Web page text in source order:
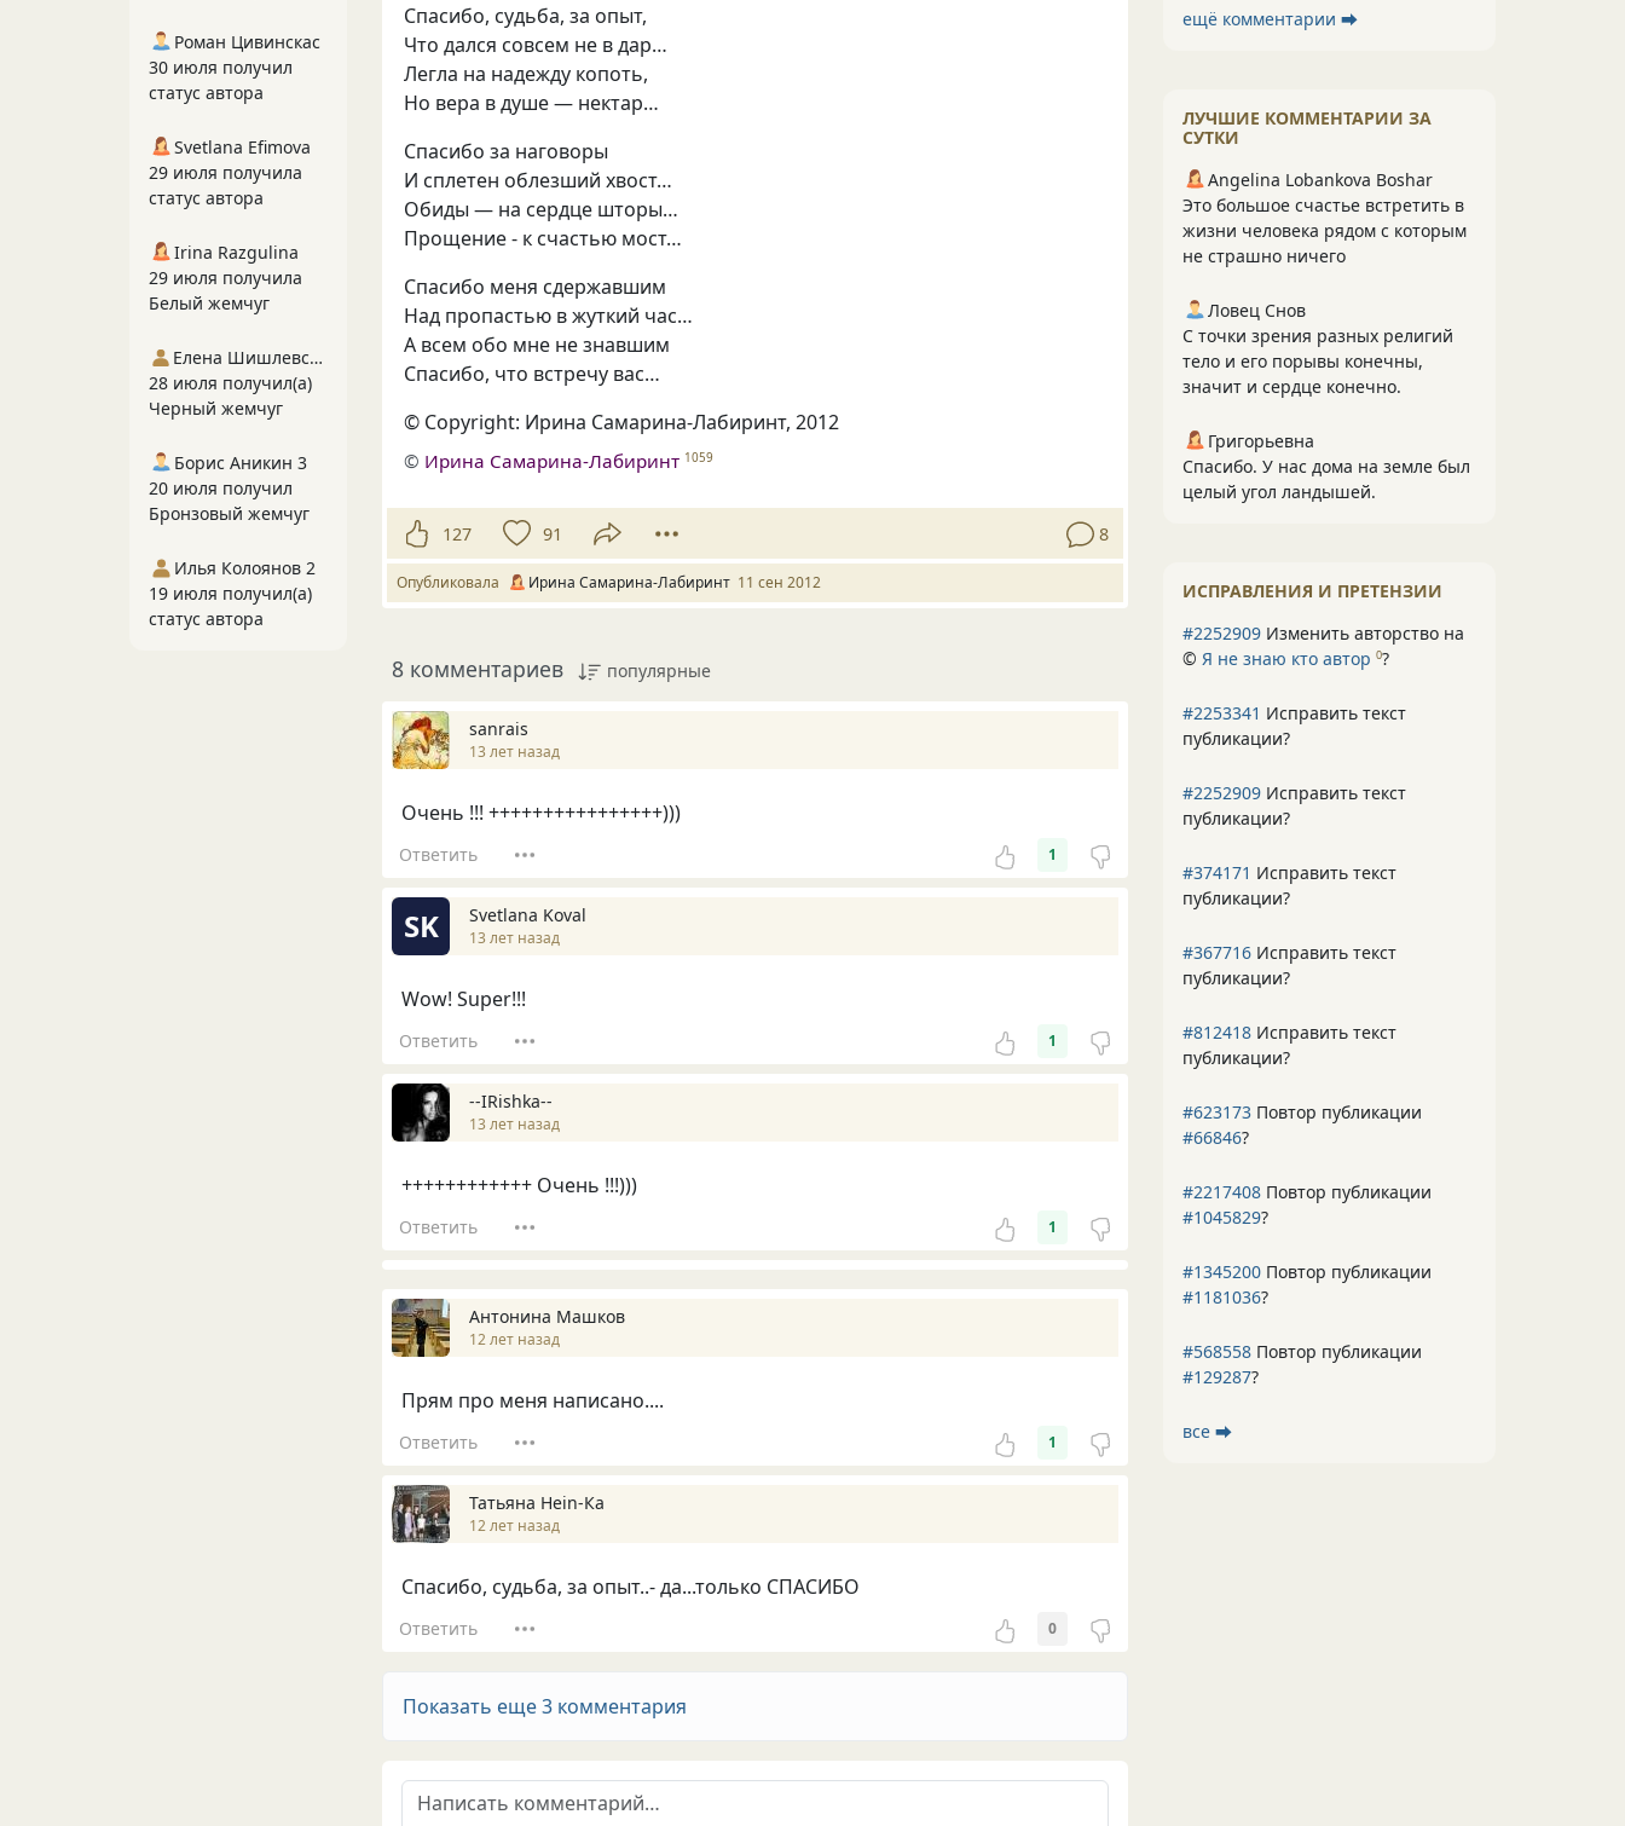
Спасибо, судьба, за опыт,
Что дался совсем не в дар…
Легла на надежду копоть,
Но вера в душе — нектар…
Спасибо за наговоры
И сплетен облезший хвост…
Обиды — на сердце шторы…
Прощение - к счастью мост…
Спасибо меня сдержавшим
Над пропастью в жуткий час…
А всем обо мне не знавшим
Спасибо, что встречу вас…
© Copyright: Ирина Самарина-Лабиринт, 2012
© Ирина Самарина-Лабиринт 1059
127 91 8
Опубликовала Ирина Самарина-Лабиринт 11 сен 2012
8 комментариев популярные
sanrais
13 лет назад
Очень !!! ++++++++++++++++)))
Ответить 1
SK Svetlana Koval
13 лет назад
Wow! Super!!!
Ответить 1
--IRishka--
13 лет назад
++++++++++++ Очень !!!)))
Ответить 1
Антонина Машков
12 лет назад
Прям про меня написано....
Ответить 1
Татьяна Hein-Ка
12 лет назад
Спасибо, судьба, за опыт..- да...только СПАСИБО
Ответить 0
Показать еще 3 комментария
ещё комментарии ⮕
ЛУЧШИЕ КОММЕНТАРИИ ЗА
СУТКИ
Angelina Lobankova Boshar
Это большое счастье встретить в
жизни человека рядом с которым
не страшно ничего
Ловец Снов
С точки зрения разных религий
тело и его порывы конечны,
значит и сердце конечно.
Григорьевна
Спасибо. У нас дома на земле был
целый угол ландышей.
ИСПРАВЛЕНИЯ И ПРЕТЕНЗИИ
#2252909 Изменить авторство на
© Я не знаю кто автор 0?
#2253341 Исправить текст
публикации?
#2252909 Исправить текст
публикации?
#374171 Исправить текст
публикации?
#367716 Исправить текст
публикации?
#812418 Исправить текст
публикации?
#623173 Повтор публикации
#66846?
#2217408 Повтор публикации
#1045829?
#1345200 Повтор публикации
#1181036?
#568558 Повтор публикации
#129287?
все ⮕
Роман Цивинскас
30 июля получил
статус автора
Svetlana Efimova
29 июля получила
статус автора
Irina Razgulina
29 июля получила
Белый жемчуг
Елена Шишлевская
28 июля получил(а)
Черный жемчуг
Борис Аникин 3
20 июля получил
Бронзовый жемчуг
Илья Колоянов 2
19 июля получил(а)
статус автора